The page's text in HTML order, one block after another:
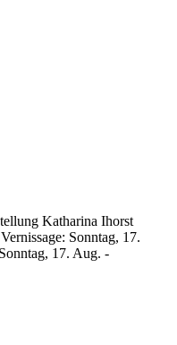
Katharina Ihorst
Sonntag, 17.
17. Aug. -